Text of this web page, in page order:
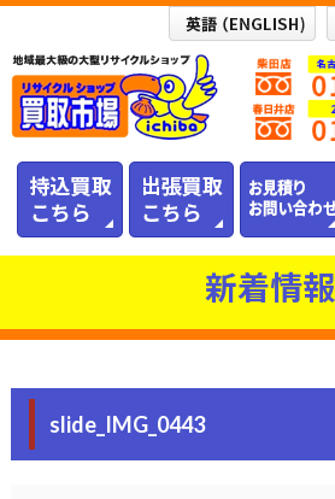
新着情報
slide_IMG_0443